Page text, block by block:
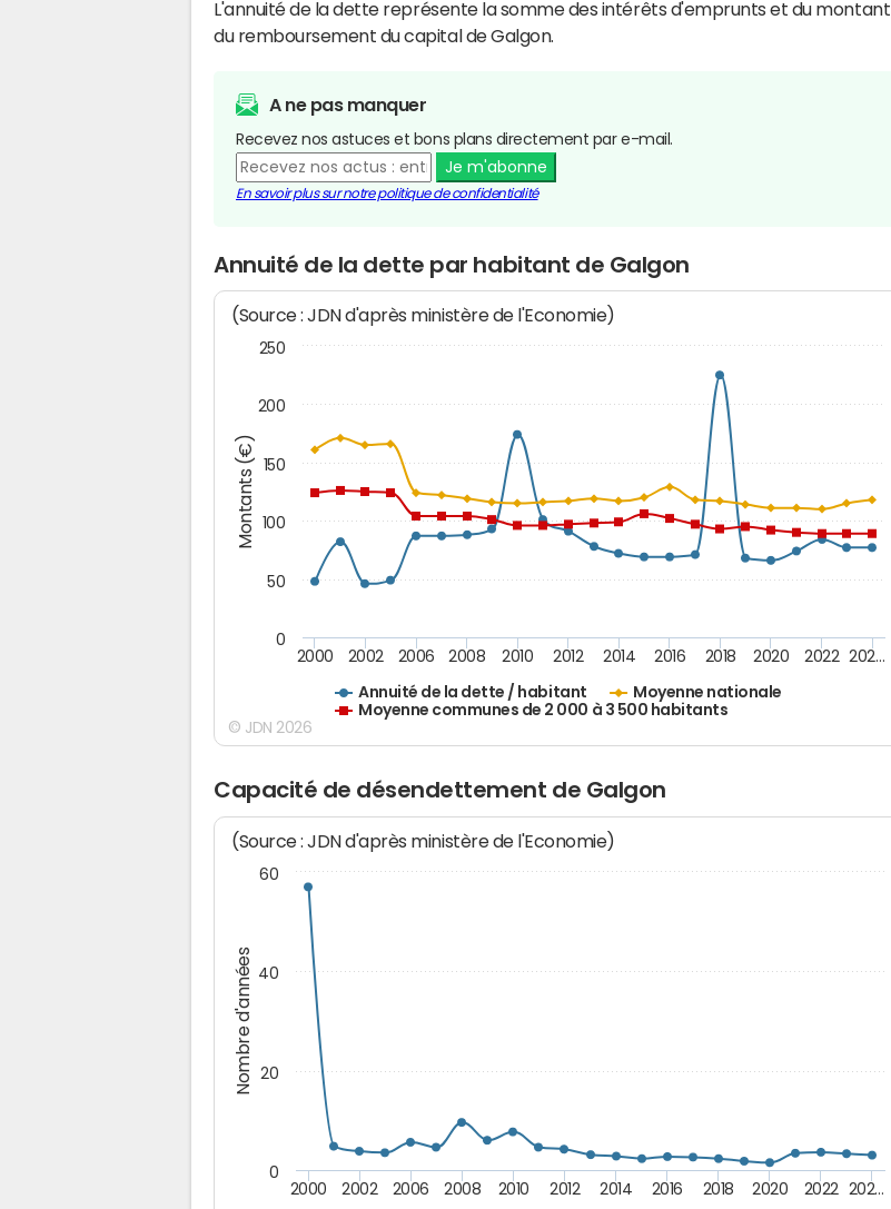
L'annuité de la dette représente la somme des intérêts d'emprunts et du montant
du remboursement du capital de Galgon.
A ne pas manquer
Recevez nos astuces et bons plans directement par e-mail.
Je m'abonne
En savoir plus sur notre politique de confidentialité
Annuité de la dette par habitant de Galgon
Montants (€)
(Source : JDN d'après ministère de l'Economie)
Annuité de la dette / habitant
Moyenne nationale
Moyenne communes de 2 000 à 3 500 habitants
2000 2002 2006 2008 2010 2012 2014 2016 2018 2020 2022 202…
0
50
100
150
200
250
© JDN 2026
Capacité de désendettement de Galgon
Nombre d'années
(Source : JDN d'après ministère de l'Economie)
2000 2002 2006 2008 2010 2012 2014 2016 2018 2020 2022 202…
0
20
40
60